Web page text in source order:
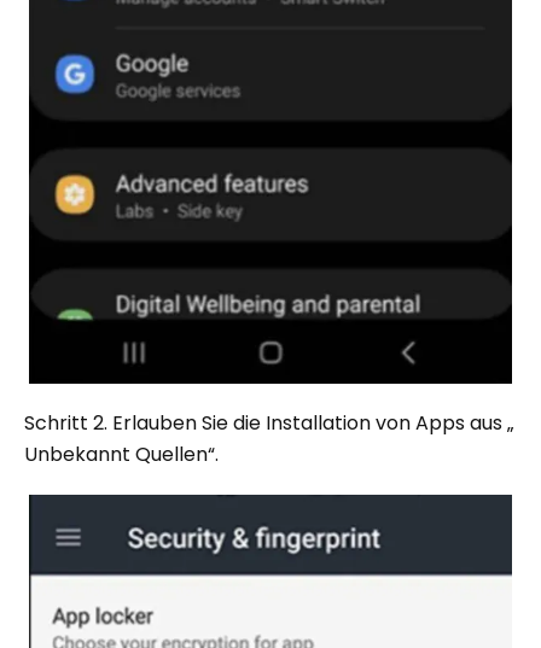
Schritt 2. Erlauben Sie die Installation von Apps aus „
Unbekannt Quellen“.